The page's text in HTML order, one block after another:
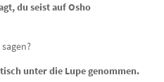
du seist auf Osho
unter die Lupe genommen.